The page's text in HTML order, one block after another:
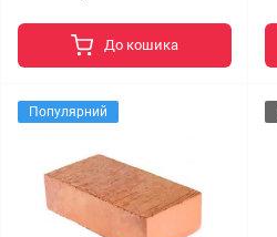
До кошика
Популярний